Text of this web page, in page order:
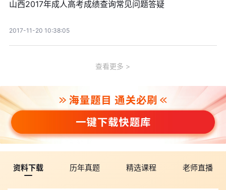
山西2017年成人高考成绩查询常见问题答疑
2017-11-20 10:38:05
查看更多
资料下载 历年真题 精选课程 老师直播